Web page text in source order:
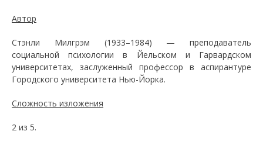
Автор
Стэнли Милгрэм (1933–1984) — преподаватель
социальной психологии в Йельском и Гарвардском
университетах, заслуженный профессор в аспирантуре
Городского университета Нью-Йорка.
Сложность изложения
2 из 5.